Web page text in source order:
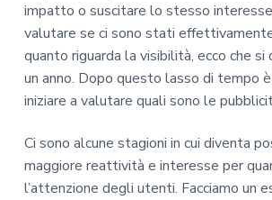
impatto o suscitare lo stesso
valutare se ci sono stati
quanto riguarda la visibilità, ecco che
un anno. Dopo questo lasso di tempo
iniziare a valutare quali sono le
Ci sono alcune stagioni in cui diventa
maggiore reattività e interesse per
l’attenzione degli utenti. Facciamo un